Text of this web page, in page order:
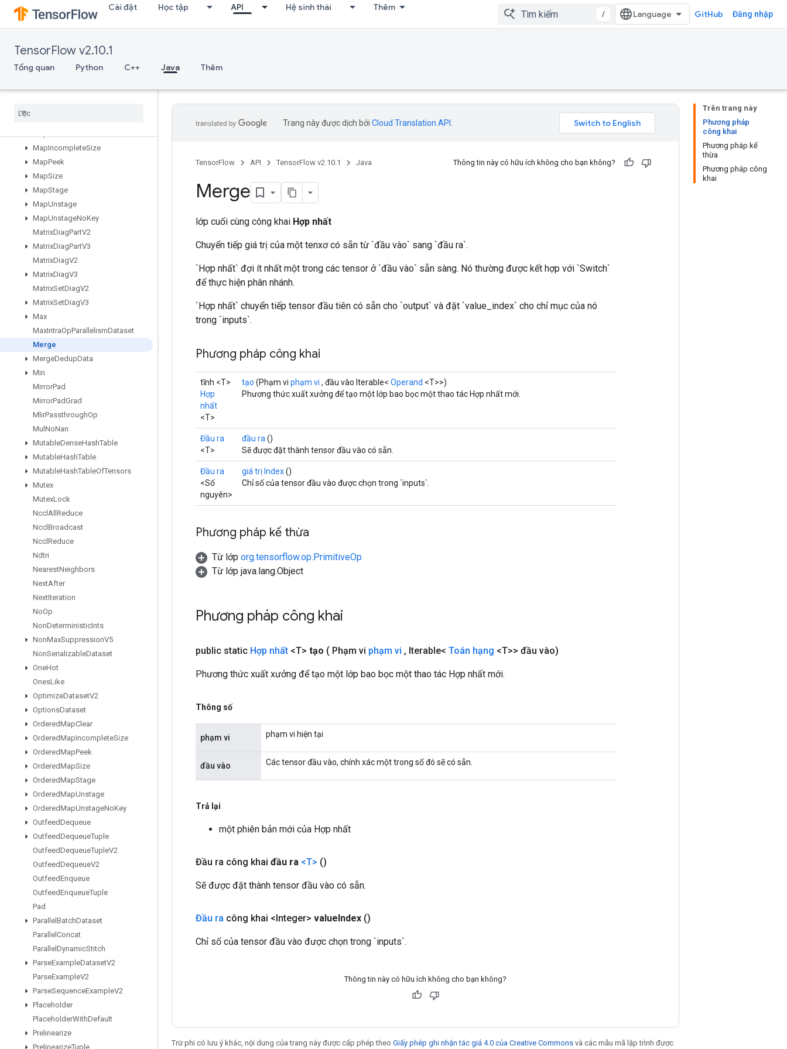
Cài đặt Học tập API Hệ sinh thái Thêm
/ GitHub Đăng nhập
TensorFlow v2.10.1
Tổng quan Python C++ Java Thêm
LookupTableFind
LookupTableImport
LookupTableRemove
LookupTableSize
LowerBound
MapIncompleteSize
MapPeek
MapSize
MapStage
MapUnstage
MapUnstageNoKey
MatrixDiagPartV2
MatrixDiagPartV3
MatrixDiagV2
MatrixDiagV3
MatrixSetDiagV2
MatrixSetDiagV3
Max
MaxIntraOpParallelismDataset
Merge
MergeDedupData
Min
MirrorPad
MirrorPadGrad
MlirPassthroughOp
Mul NoNan
MutableDenseHashTable
MutableHashTable
MutableHashTableOfTensors
Mutex
MutexLock
Nccl All Reduce
Nccl Broadcast
Nccl Reduce
Ndtri
NearestNeighbors
NextAfter
NextIteration
NoOp
NonDeterministicInts
NonMaxSuppressionV5
NonSerializableDataset
OneHot
OnesLike
OptimizeDatasetV2
OptionsDataset
OrderedMapClear
OrderedMapIncompleteSize
OrderedMapPeek
OrderedMapSize
OrderedMapStage
OrderedMapUnstage
OrderedMapUnstageNoKey
OutfeedDequeue
OutfeedDequeueTuple
OutfeedDequeueTupleV2
OutfeedDequeueV2
OutfeedEnqueue
OutfeedEnqueueTuple
Pad
Parallel BatchDataset
Parallel Concat
Parallel DynamicStitch
ParseExampleDatasetV2
ParseExampleV2
ParseSequenceExampleV2
Placeholder
PlaceholderWithDefault
Prelinearize
PrelinearizeTuple
Trên trang này
Phương pháp
công khai
Phương pháp kế
thừa
Phương pháp công
khai
Trang này được dịch bởi Cloud Translation API
TensorFlow API TensorFlow v2.10.1 Java Thông tin này có hữu ích không cho bạn không?
Merge
lớp cuối cùng công khai Hợp nhất
Chuyển tiếp giá trị của một tenxơ có sẵn từ `đầu vào` sang `đầu ra`.
`Hợp nhất` đợi ít nhất một trong các tensor ở `đầu vào` sẵn sàng. Nó thường được kết hợp với `Switch`
để thực hiện phân nhánh.
`Hợp nhất` chuyển tiếp tensor đầu tiên có sẵn cho `output` và đặt `value_index` cho chỉ mục của nó
trong `inputs`.
Phương pháp công khai
tĩnh <T>
Hợp
nhất
<T>
tạo (Phạm vi phạm vi , đầu vào Iterable< Operand <T>>)
Phương thức xuất xưởng để tạo một lớp bao bọc một thao tác Hợp nhất mới.
Đầu ra
<T>
đầu ra ()
Sẽ được đặt thành tensor đầu vào có sẵn.
Đầu ra
<Số
nguyên>
giá trị Index()
Chỉ số của tensor đầu vào được chọn trong `inputs`.
Phương pháp kế thừa
Từ lớp org.tensorflow.op.PrimitiveOp
Từ lớp java.lang.Object
Phương pháp công khai
public static Hợp nhất <T> tạo ( Phạm vi phạm vi , Iterable< Toán hạng <T>> đầu vào)
Phương thức xuất xưởng để tạo một lớp bao bọc một thao tác Hợp nhất mới.
Thông số
phạm vi phạm vi hiện tại
đầu vào Các tensor đầu vào, chính xác một trong số đó sẽ có sẵn.
Trả lại
một phiên bản mới của Hợp nhất
Đầu ra công khai đầu ra <T> ()
Sẽ được đặt thành tensor đầu vào có sẵn.
Đầu ra công khai <Integer> valueIndex ()
Chỉ số của tensor đầu vào được chọn trong `inputs`.
Thông tin này có hữu ích không cho bạn không?
Trừ phi có lưu ý khác, nội dung của trang này được cấp phép theo Giấy phép ghi nhận tác giả 4.0 của Creative Commons và các mẫu mã lập trình được